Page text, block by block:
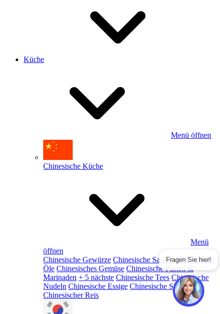
Küche
Menü öffnen
Chinesische Küche
Menü
öffnen
Chinesische Gewürze Chinesische Saucen Chinesische
Öle Chinesisches Gemüse Chinesische Pasten &
Marinaden + 5 nächste Chinesische Tees Chinesische
Nudeln Chinesische Essige Chinesische Snacks
Chinesischer Reis
Fragen Sie hier!